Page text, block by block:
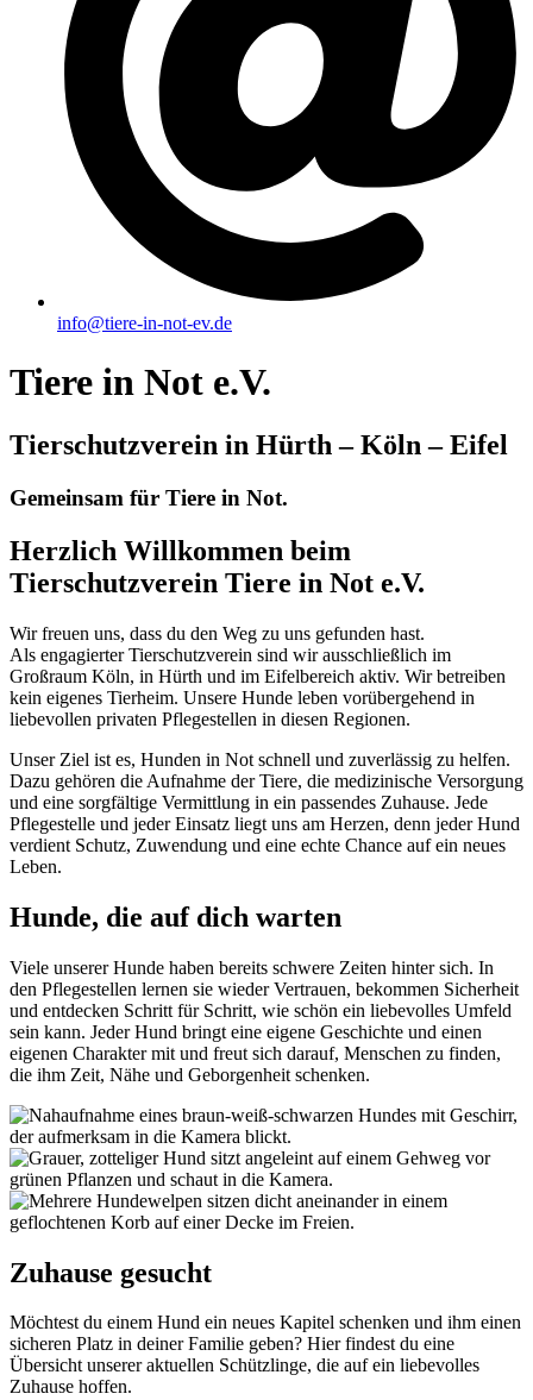
info@tiere-in-not-ev.de
Tiere in Not e.V.
Tierschutzverein in Hürth – Köln – Eifel
Gemeinsam für Tiere in Not.
Herzlich Willkommen beim
Tierschutzverein Tiere in Not e.V.
Wir freuen uns, dass du den Weg zu uns gefunden hast.
Als engagierter Tierschutzverein sind wir ausschließlich im
Großraum Köln, in Hürth und im Eifelbereich aktiv. Wir betreiben
kein eigenes Tierheim. Unsere Hunde leben vorübergehend in
liebevollen privaten Pflegestellen in diesen Regionen.
Unser Ziel ist es, Hunden in Not schnell und zuverlässig zu helfen.
Dazu gehören die Aufnahme der Tiere, die medizinische Versorgung
und eine sorgfältige Vermittlung in ein passendes Zuhause. Jede
Pflegestelle und jeder Einsatz liegt uns am Herzen, denn jeder Hund
verdient Schutz, Zuwendung und eine echte Chance auf ein neues
Leben.
Hunde, die auf dich warten
Viele unserer Hunde haben bereits schwere Zeiten hinter sich. In
den Pflegestellen lernen sie wieder Vertrauen, bekommen Sicherheit
und entdecken Schritt für Schritt, wie schön ein liebevolles Umfeld
sein kann. Jeder Hund bringt eine eigene Geschichte und einen
eigenen Charakter mit und freut sich darauf, Menschen zu finden,
die ihm Zeit, Nähe und Geborgenheit schenken.
Zuhause gesucht
Möchtest du einem Hund ein neues Kapitel schenken und ihm einen
sicheren Platz in deiner Familie geben? Hier findest du eine
Übersicht unserer aktuellen Schützlinge, die auf ein liebevolles
Zuhause hoffen.